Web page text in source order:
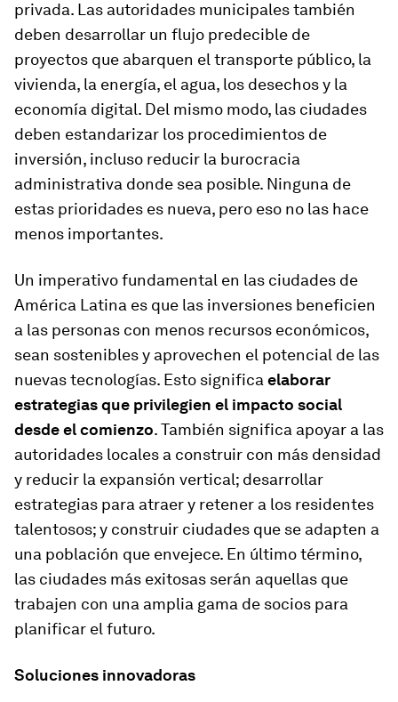
privada. Las autoridades municipales también
deben desarrollar un flujo predecible de
proyectos que abarquen el transporte público, la
vivienda, la energía, el agua, los desechos y la
economía digital. Del mismo modo, las ciudades
deben estandarizar los procedimientos de
inversión, incluso reducir la burocracia
administrativa donde sea posible. Ninguna de
estas prioridades es nueva, pero eso no las hace
menos importantes.
Un imperativo fundamental en las ciudades de
América Latina es que las inversiones beneficien
a las personas con menos recursos económicos,
sean sostenibles y aprovechen el potencial de las
nuevas tecnologías. Esto significa elaborar
estrategias que privilegien el impacto social
desde el comienzo. También significa apoyar a las
autoridades locales a construir con más densidad
y reducir la expansión vertical; desarrollar
estrategias para atraer y retener a los residentes
talentosos; y construir ciudades que se adapten a
una población que envejece. En último término,
las ciudades más exitosas serán aquellas que
trabajen con una amplia gama de socios para
planificar el futuro.
Soluciones innovadoras